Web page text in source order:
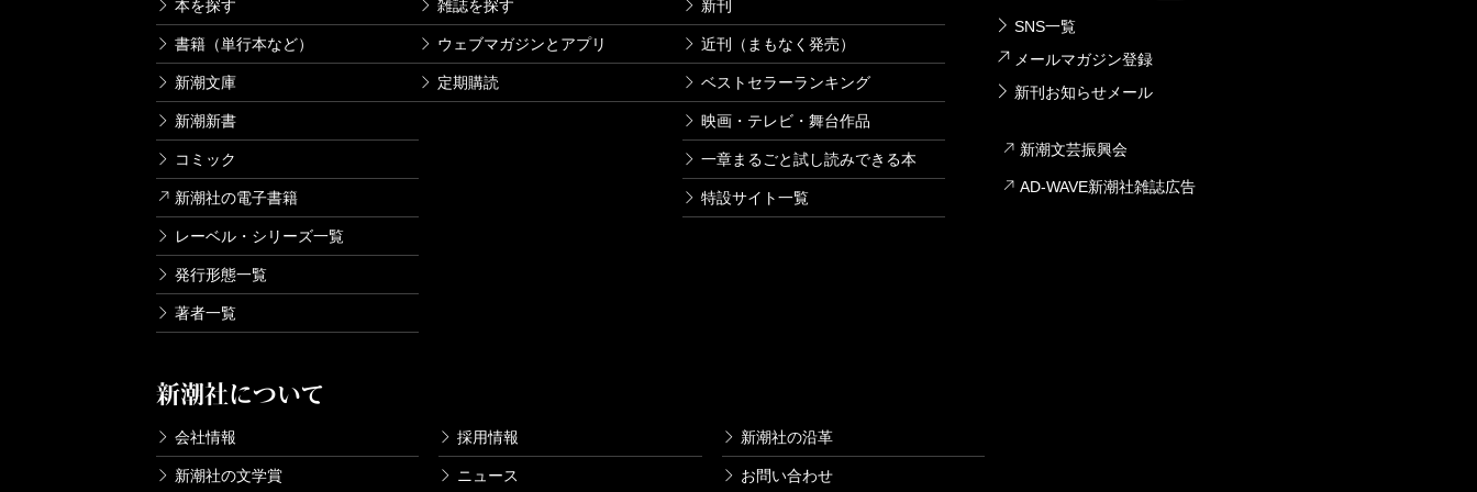
本を探す
書籍（単行本など）
新潮文庫
新潮新書
コミック
新潮社の電子書籍
レーベル・シリーズ一覧
発行形態一覧
著者一覧
雑誌を探す
ウェブマガジンとアプリ
定期購読
新刊
近刊（まもなく発売）
ベストセラーランキング
映画・テレビ・舞台作品
一章まるごと試し読みできる本
特設サイト一覧
新潮社について
会社情報 採用情報 新潮社の沿革
新潮社の文学賞 ニュース お問い合わせ
SNS一覧
メールマガジン登録
新刊お知らせメール
新潮文芸振興会
AD-WAVE新潮社雑誌広告